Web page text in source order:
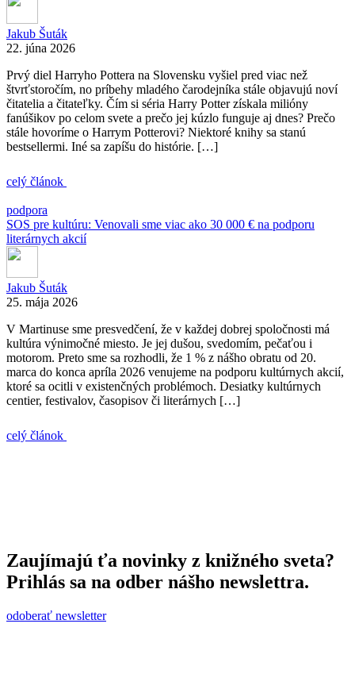
Jakub Šuták
22. júna 2026
Prvý diel Harryho Pottera na Slovensku vyšiel pred viac než
štvrťstoročím, no príbehy mladého čarodejníka stále objavujú noví
čitatelia a čitateľky. Čím si séria Harry Potter získala milióny
fanúšikov po celom svete a prečo jej kúzlo funguje aj dnes? Prečo
stále hovoríme o Harrym Potterovi? Niektoré knihy sa stanú
bestsellermi. Iné sa zapíšu do histórie. […]
celý článok
podpora
SOS pre kultúru: Venovali sme viac ako 30 000 € na podporu
literárnych akcií
Jakub Šuták
25. mája 2026
V Martinuse sme presvedčení, že v každej dobrej spoločnosti má
kultúra výnimočné miesto. Je jej dušou, svedomím, pečaťou i
motorom. Preto sme sa rozhodli, že 1 % z nášho obratu od 20.
marca do konca apríla 2026 venujeme na podporu kultúrnych akcií,
ktoré sa ocitli v existenčných problémoch. Desiatky kultúrnych
centier, festivalov, časopisov či literárnych […]
celý článok
Zaujímajú ťa novinky z knižného sveta?
Prihlás sa na odber nášho newslettra.
odoberať newsletter